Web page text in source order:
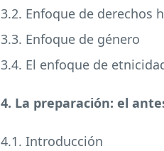
3.2. Enfoque de derechos
3.3. Enfoque de género
3.4. El enfoque de
4. La preparación: el
4.1. Introducción